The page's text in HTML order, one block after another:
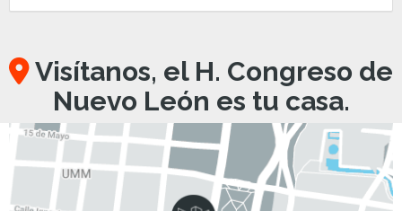
Visítanos, el H. Congreso de
Nuevo León es tu casa.